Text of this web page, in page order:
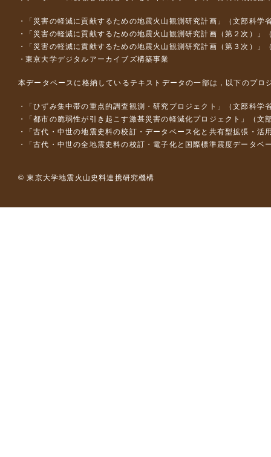
「災害の軽減に貢献するための地震火山観測研究計画」（文部科学
「災害の軽減に貢献するための地震火山観測研究計画（第２次）」
「災害の軽減に貢献するための地震火山観測研究計画（第３次）」
東京大学デジタルアーカイブズ構築事業
本データベースに格納しているテキストデータの一部は，以下のプロ
「ひずみ集中帯の重点的調査観測・研究プロジェクト」（文部科
「都市の脆弱性が引き起こす激甚災害の軽減化プロジェクト」（
「古代・中世の地震史料の校訂・データベース化と共有型拡張・
「古代・中世の全地震史料の校訂・電子化と国際標準震度データ
© 東京大学地震火山史料連携研究機構